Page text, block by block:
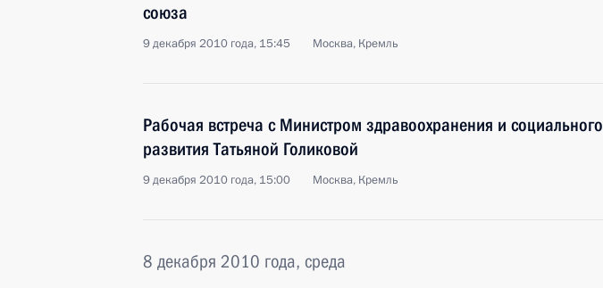
союза
9 декабря 2010 года, 15:45 Москва, Кремль
Рабочая встреча с Министром здравоохранения и социального
развития Татьяной Голиковой
9 декабря 2010 года, 15:00 Москва, Кремль
8 декабря 2010 года, среда